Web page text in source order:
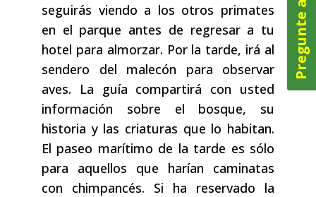
seguirás viendo a los otros primates
en el parque antes de regresar a tu
hotel para almorzar. Por la tarde, irá al
sendero del malecón para observar
aves. La guía compartirá con usted
información sobre el bosque, su
historia y las criaturas que lo habitan.
El paseo marítimo de la tarde es sólo
para aquellos que harían caminatas
con chimpancés. Si ha reservado la